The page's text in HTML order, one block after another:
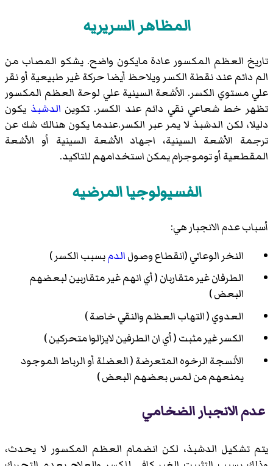
المظاهر السريريه
تاريخ العظم المكسور عادة مايكون واضح. يشكو المصاب من
الم دائم عند نقطة الكسر ويلاحظ أيضا حركة غير طبيعية أو نقر
علي مستوي الكسر. الأشعة السينية علي لوحة العظم المكسور
تظهر خط شعاعي نقي دائم عند الكسر. تكوين الدشبذ يكون
دليلا، لكن الدشبذ لا يمر عبر الكسر.عندما يكون هنالك شك عن
ترجمة الأشعة السينية، اجهاد الأشعة السينية أو الأشعة
المقطعية أو توموجرام يمكن استخدامهم للتاكيد.
الفسيولوجيا المرضيه
أسباب عدم الانجبار هي:
النخر الوعائي (انقطاع وصولالدمبسبب الكسر )
الطرفان غير متقاربان ( أي انهم غير متقاربين لبعضهم
البعض )
العدوي ( التهاب العظم والنقي خاصة )
الكسر غير مثبت ( أي ان الطرفين لايزالوا متحركين )
الأنسجة الرخوه المتعرضة ( العضلة أو الرباط الموجود
يمنعهم من لمس بعضهم البعض )
عدم الانجبار الضخامي
يتم تشكيل الدشبذ، لكن انضمام العظم المكسور لا يحدث،